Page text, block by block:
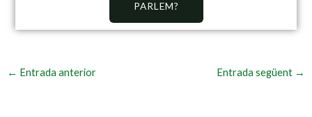
PARLEM?
← Entrada anterior Entrada següent →